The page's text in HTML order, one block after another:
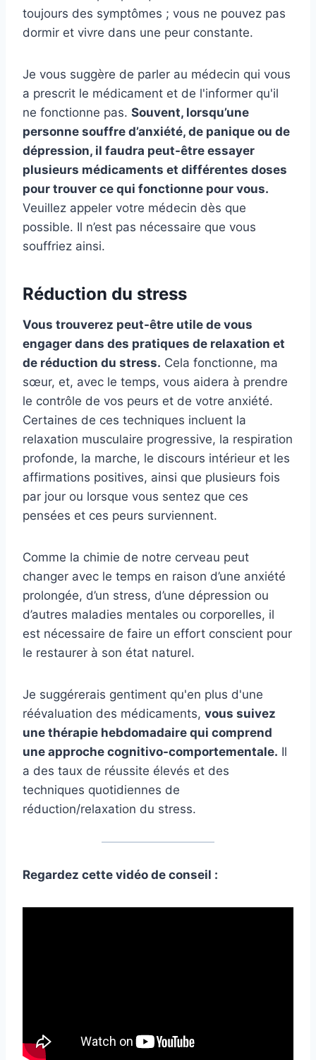
toujours des symptômes ; vous ne pouvez pas
dormir et vivre dans une peur constante.
Je vous suggère de parler au médecin qui vous
a prescrit le médicament et de l'informer qu'il
ne fonctionne pas. Souvent, lorsqu’une
personne souffre d’anxiété, de panique ou de
dépression, il faudra peut-être essayer
plusieurs médicaments et différentes doses
pour trouver ce qui fonctionne pour vous.
Veuillez appeler votre médecin dès que
possible. Il n’est pas nécessaire que vous
souffriez ainsi.
Réduction du stress
Vous trouverez peut-être utile de vous
engager dans des pratiques de relaxation et
de réduction du stress. Cela fonctionne, ma
sœur, et, avec le temps, vous aidera à prendre
le contrôle de vos peurs et de votre anxiété.
Certaines de ces techniques incluent la
relaxation musculaire progressive, la respiration
profonde, la marche, le discours intérieur et les
affirmations positives, ainsi que plusieurs fois
par jour ou lorsque vous sentez que ces
pensées et ces peurs surviennent.
Comme la chimie de notre cerveau peut
changer avec le temps en raison d’une anxiété
prolongée, d’un stress, d’une dépression ou
d’autres maladies mentales ou corporelles, il
est nécessaire de faire un effort conscient pour
le restaurer à son état naturel.
Je suggérerais gentiment qu'en plus d'une
réévaluation des médicaments, vous suivez
une thérapie hebdomadaire qui comprend
une approche cognitivo-comportementale. Il
a des taux de réussite élevés et des
techniques quotidiennes de
réduction/relaxation du stress.
Regardez cette vidéo de conseil :